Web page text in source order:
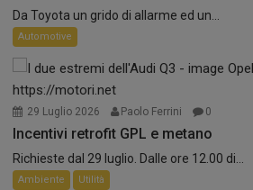
Da Toyota un grido di allarme ed un...
Automotive
29 Luglio 2026 Paolo Ferrini 0
Incentivi retrofit GPL e metano
Richieste dal 29 luglio. Dalle ore 12.00 di...
Ambiente Utilità